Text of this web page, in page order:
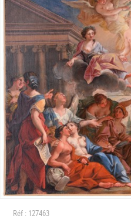
Réf : 127463